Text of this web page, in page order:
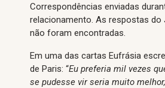
Correspondências enviadas
relacionamento. As respostas do
não foram encontradas.
Em uma das cartas Eufrásia
de Paris: “Eu preferia mil vezes
se pudesse vir seria muito